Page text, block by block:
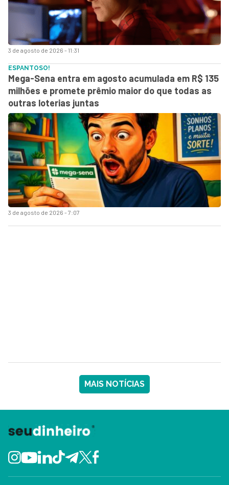
3 de agosto de 2026 - 11:31
3 de agosto de 2026 - 7:07
ESPANTOSO!
Mega-Sena entra em agosto acumulada em R$ 135
milhões e promete prêmio maior do que todas as
outras loterias juntas
MAIS NOTÍCIAS